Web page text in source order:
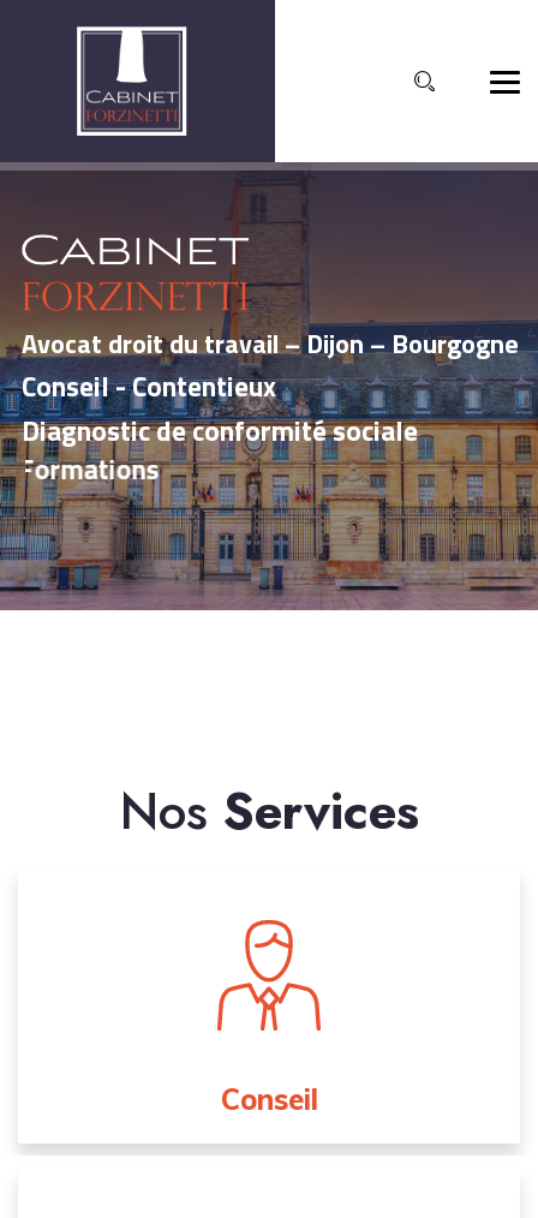
Avocat droit du travail – Dijon – Bourgogne
Diagnostic de conformité sociale
Formations
Conseil - Contentieux
Nos Services
Conseil